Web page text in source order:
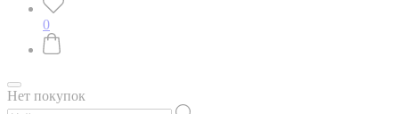
0
Нет покупок